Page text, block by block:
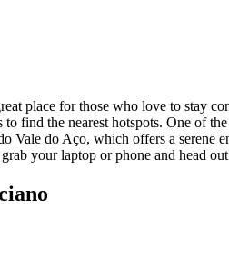
place for those who love to stay
find the nearest hotspots. One of
Vale do Aço, which offers a
your laptop or phone and head